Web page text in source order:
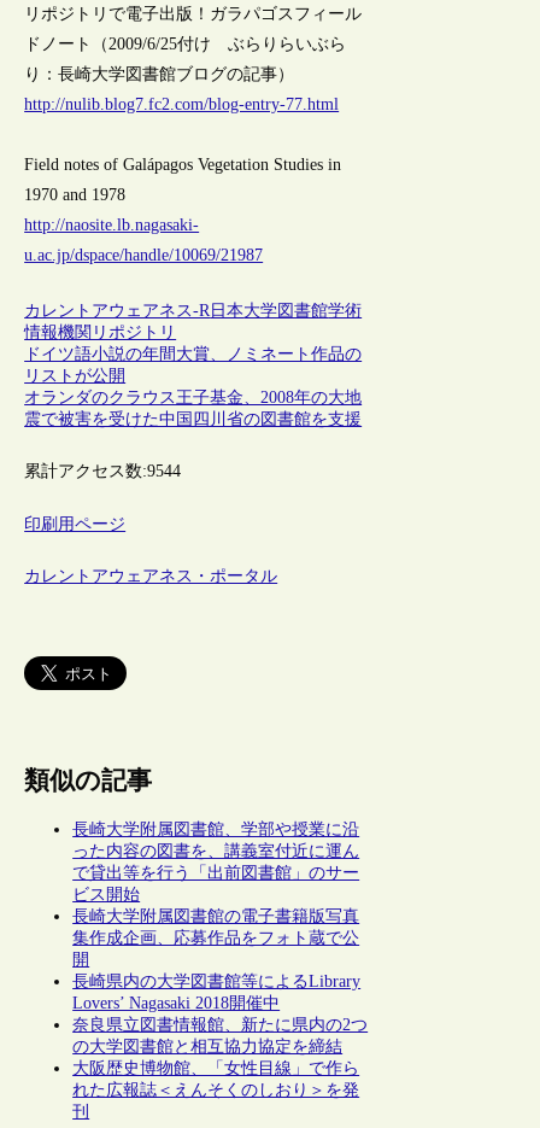
リポジトリで電子出版！ガラパゴスフィール
ドノート（2009/6/25付け ぶらりらいぶら
り：長崎大学図書館ブログの記事）
http://nulib.blog7.fc2.com/blog-entry-77.html
Field notes of Galápagos Vegetation Studies in
1970 and 1978
http://naosite.lb.nagasaki-
u.ac.jp/dspace/handle/10069/21987
カレントアウェアネス-R日本大学図書館学術
情報機関リポジトリ
ドイツ語小説の年間大賞、ノミネート作品の
リストが公開
オランダのクラウス王子基金、2008年の大地
震で被害を受けた中国四川省の図書館を支援
累計アクセス数:9544
印刷用ページ
カレントアウェアネス・ポータル
類似の記事
長崎大学附属図書館、学部や授業に沿
った内容の図書を、講義室付近に運ん
で貸出等を行う「出前図書館」のサー
ビス開始
長崎大学附属図書館の電子書籍版写真
集作成企画、応募作品をフォト蔵で公
開
長崎県内の大学図書館等によるLibrary
Lovers’ Nagasaki 2018開催中
奈良県立図書情報館、新たに県内の2つ
の大学図書館と相互協力協定を締結
大阪歴史博物館、「女性目線」で作ら
れた広報誌＜えんそくのしおり＞を発
刊